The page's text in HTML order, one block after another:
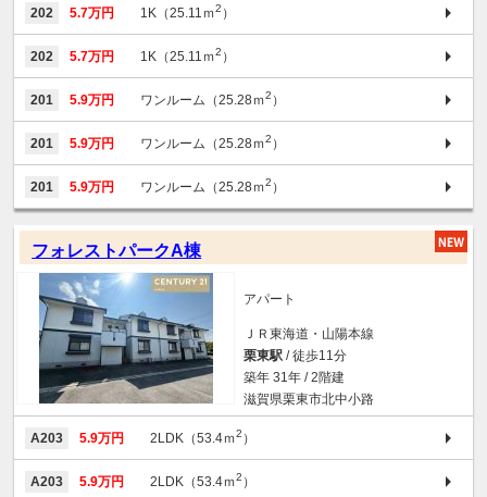
202 5.7万円 1K（25.11ｍ2 ）
202 5.7万円 1K（25.11ｍ2 ）
201 5.9万円 ワンルーム（25.28ｍ2 ）
201 5.9万円 ワンルーム（25.28ｍ2 ）
201 5.9万円 ワンルーム（25.28ｍ2 ）
フォレストパークA棟
アパート
ＪＲ東海道・山陽本線
栗東駅 / 徒歩11分
築年 31年 / 2階建
滋賀県栗東市北中小路
A203 5.9万円 2LDK（53.4ｍ2 ）
A203 5.9万円 2LDK（53.4ｍ2 ）